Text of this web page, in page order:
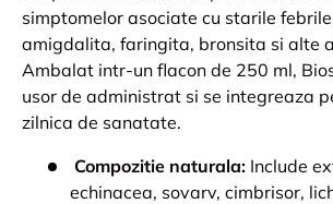
simptomelor asociate cu starile
amigdalita, faringita, bronsita si alte
Ambalat intr-un flacon de 250 ml,
usor de administrat si se integreaza
zilnica de sanatate.
Compozitie naturala: Include
echinacea, sovarv, cimbrisor,